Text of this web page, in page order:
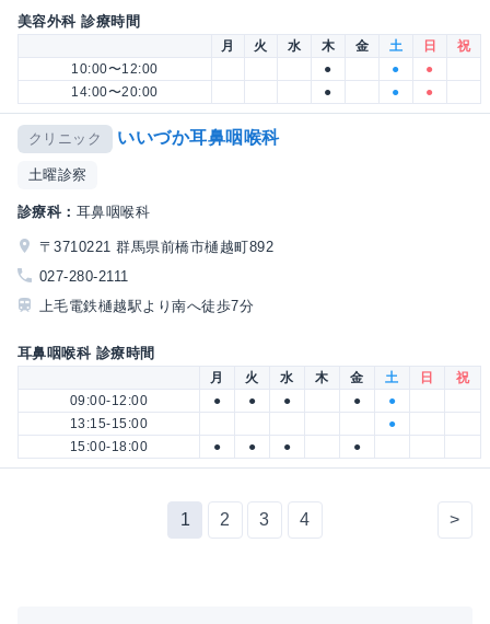
美容外科 診療時間
月 火 水 木 金 土 日
祝
10:00〜12:00
● ●
●
14:00〜20:00
● ● ●
クリニック いいづか耳鼻咽喉科
土曜診察
診療科： 耳鼻咽喉科
〒3710221 群馬県前橋市樋越町892
027-280-2111
上毛電鉄樋越駅より南へ徒歩7分
耳鼻咽喉科 診療時間
月 火 水 木 金 土 日
祝
09:00-12:00
● ● ● ●
●
13:15-15:00
●
15:00-18:00
● ● ● ●
1 2 3 4 >